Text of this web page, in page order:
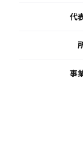
代
事